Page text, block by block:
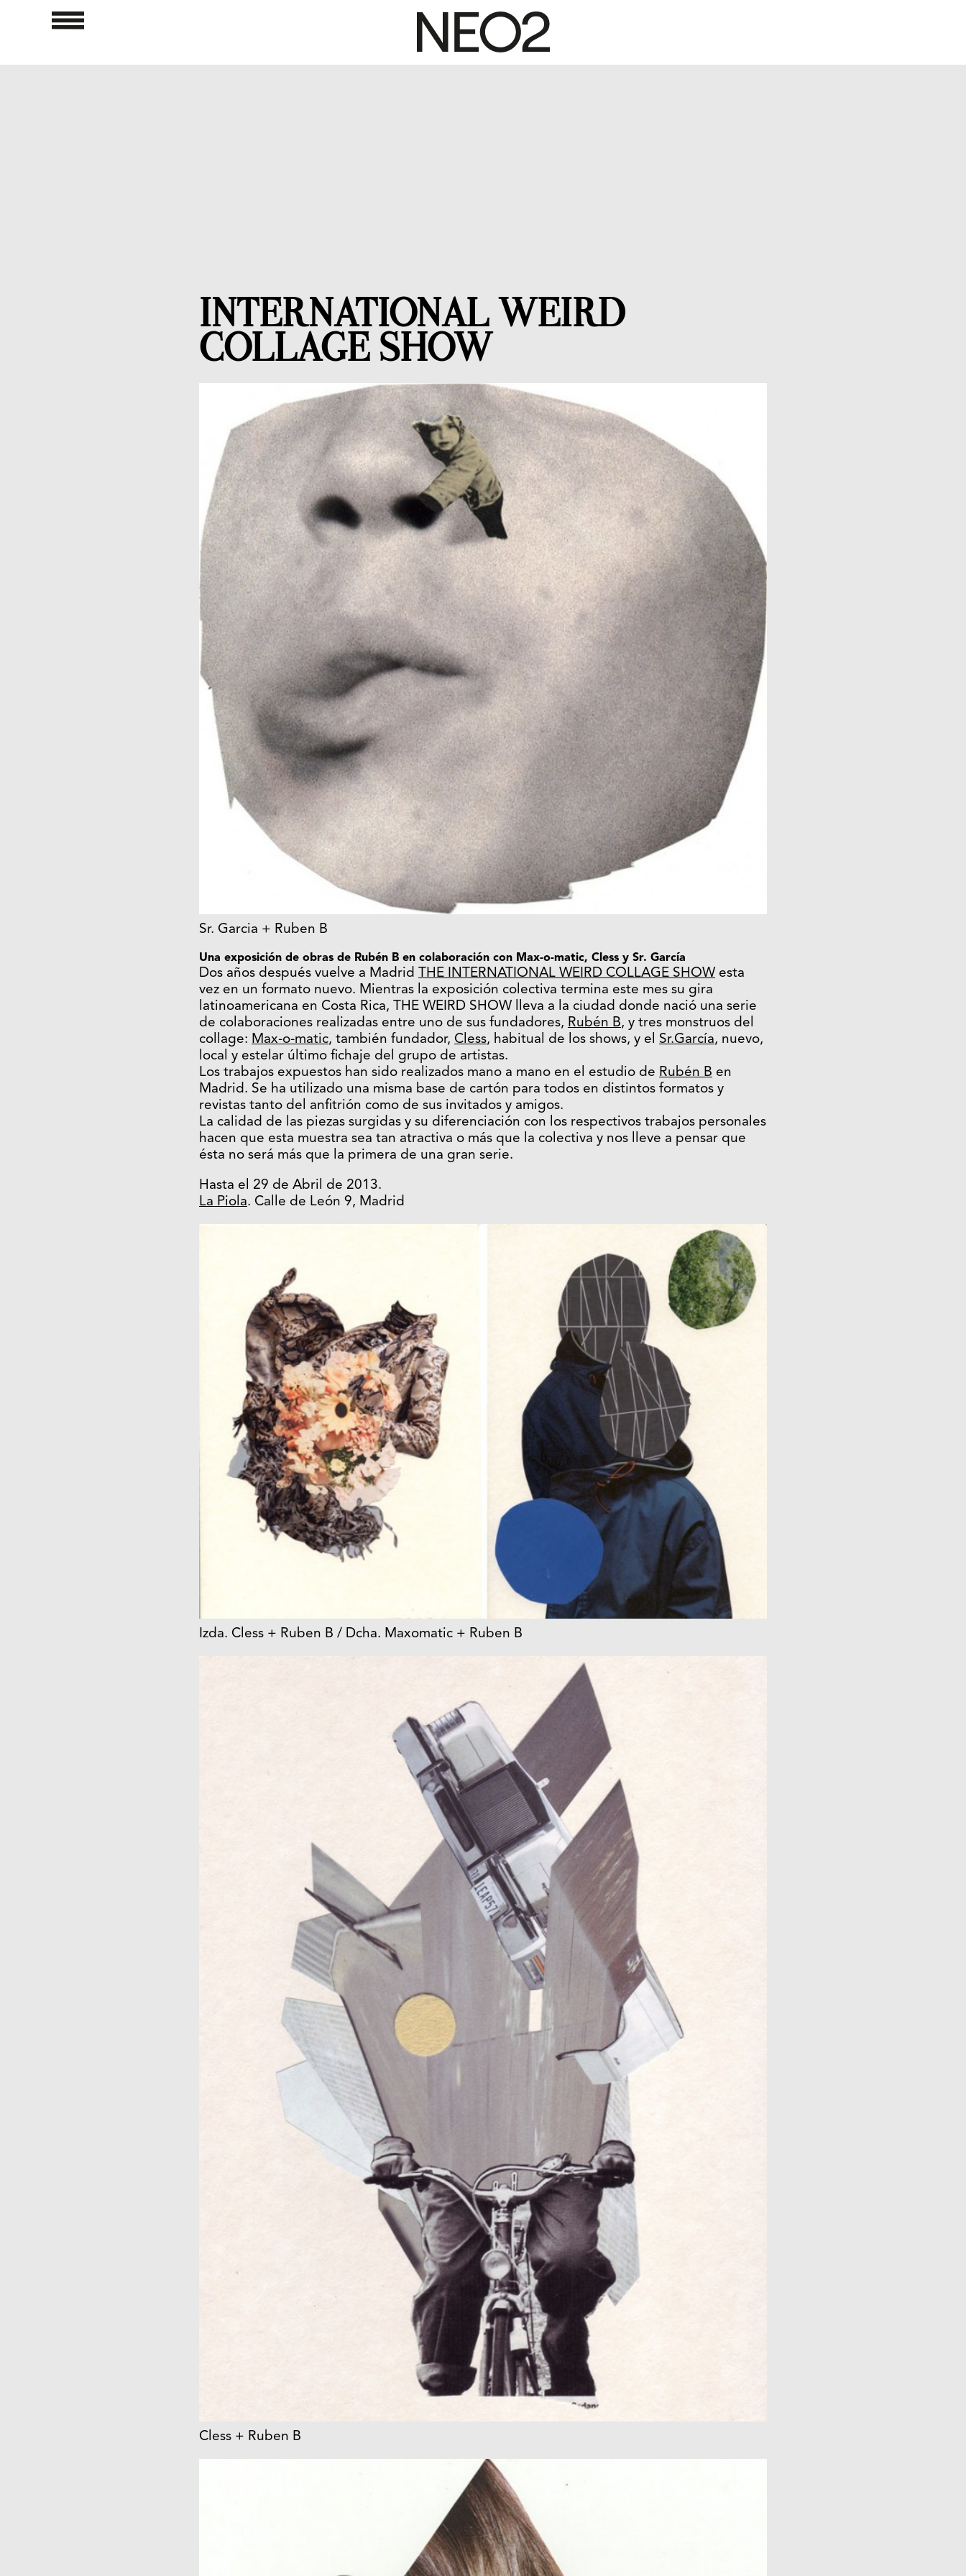
INTERNATIONAL WEIRD
COLLAGE SHOW
Sr. Garcia + Ruben B
Una exposición de obras de Rubén B en colaboración con Max-o-matic, Cless y Sr. García
Dos años después vuelve a Madrid THE INTERNATIONAL WEIRD COLLAGE SHOW esta
vez en un formato nuevo. Mientras la exposición colectiva termina este mes su gira
latinoamericana en Costa Rica, THE WEIRD SHOW lleva a la ciudad donde nació una serie
de colaboraciones realizadas entre uno de sus fundadores, Rubén B, y tres monstruos del
collage: Max-o-matic, también fundador, Cless, habitual de los shows, y el Sr.García, nuevo,
local y estelar último fichaje del grupo de artistas.
Los trabajos expuestos han sido realizados mano a mano en el estudio de Rubén B en
Madrid. Se ha utilizado una misma base de cartón para todos en distintos formatos y
revistas tanto del anfitrión como de sus invitados y amigos.
La calidad de las piezas surgidas y su diferenciación con los respectivos trabajos personales
hacen que esta muestra sea tan atractiva o más que la colectiva y nos lleve a pensar que
ésta no será más que la primera de una gran serie.
Hasta el 29 de Abril de 2013.
La Piola. Calle de León 9, Madrid
Izda. Cless + Ruben B / Dcha. Maxomatic + Ruben B
Cless + Ruben B